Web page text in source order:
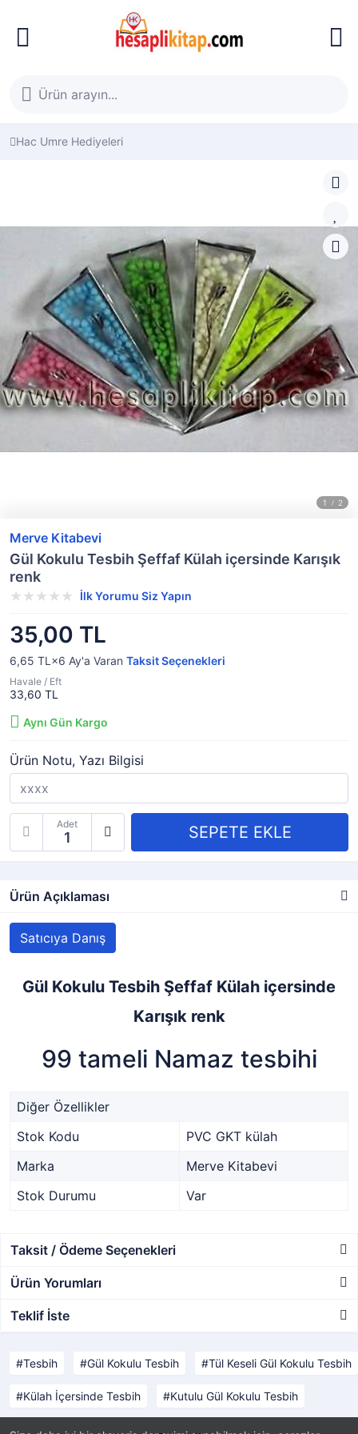
Hac Umre Hediyeleri
Merve Kitabevi
Gül Kokulu Tesbih Şeffaf Külah içersinde Karışık
renk
İlk Yorumu Siz Yapın
35,00 TL
6,65 TL×6 Ay'a Varan Taksit Seçenekleri
Havale / Eft
33,60 TL
Aynı Gün Kargo
Ürün Notu, Yazı Bilgisi
Adet
Ürün Açıklaması
Satıcıya Danış
Gül Kokulu Tesbih Şeffaf Külah içersinde
Karışık renk
99 tameli Namaz tesbihi
Diğer Özellikler
Stok Kodu
PVC GKT külah
Marka
Merve Kitabevi
Stok Durumu
Var
Taksit / Ödeme Seçenekleri
Ürün Yorumları
Teklif İste
Tesbih Gül Kokulu Tesbih Tül Keseli Gül Kokulu Tesbih
Külah İçersinde Tesbih Kutulu Gül Kokulu Tesbih